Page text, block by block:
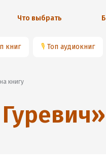
Что выбрать
книг 🎙 Топ аудиокниг
книгу
»